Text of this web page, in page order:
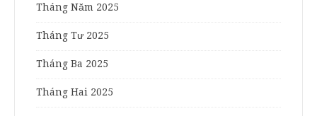
Tháng Năm 2025
Tháng Tư 2025
Tháng Ba 2025
Tháng Hai 2025